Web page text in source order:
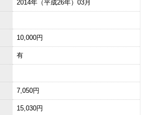
2014年（平成26年）03月
10,000円
有
7,050円
15,030円